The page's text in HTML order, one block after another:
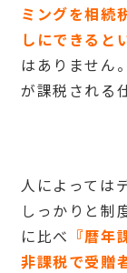
ミングを相続
しにできると
はありません
が課税される
人によっては
しっかりと制
に比べ
『暦年
非課税で受贈